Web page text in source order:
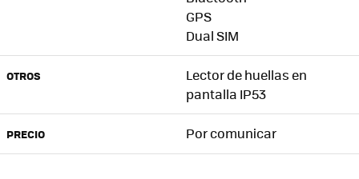
GPS
Dual SIM
OTROS
Lector de huellas en
pantalla IP53
PRECIO Por comunicar